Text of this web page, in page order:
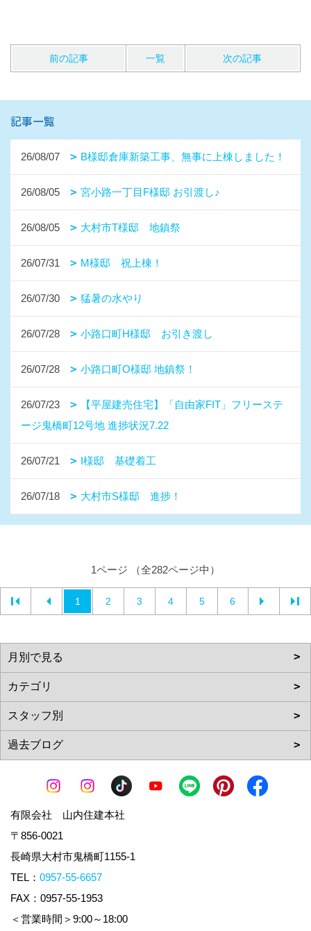
前の記事 一覧 次の記事
記事一覧
26/08/07 B様邸倉庫新築工事、無事に上棟しました！
26/08/05 宮小路一丁目F様邸 お引渡し♪
26/08/05 大村市T様邸 地鎮祭
26/07/31 M様邸 祝上棟！
26/07/30 猛暑の水やり
26/07/28 小路口町H様邸 お引き渡し
26/07/28 小路口町O様邸 地鎮祭！
26/07/23
【平屋建売住宅】「自由家FIT」フリーステ
ージ鬼橋町12号地 進捗状況7.22
26/07/21 I様邸 基礎着工
26/07/18 大村市S様邸 進捗！
1ページ （全282ページ中）
1 2 3 4 5 6
有限会社 山内住建本社
〒856-0021
長崎県大村市鬼橋町1155-1
TEL： 0957-55-6657
FAX：0957-55-1953
＜営業時間＞9:00～18:00